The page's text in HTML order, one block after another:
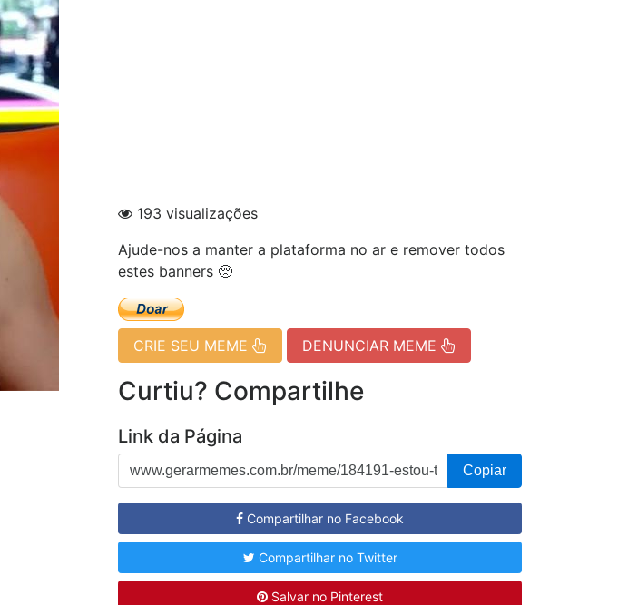
193 visualizações
Ajude-nos a manter a plataforma no ar e remover todos
estes banners 🥺
CRIE SEU MEME DENUNCIAR MEME
Curtiu? Compartilhe
Link da Página
Copiar
Compartilhar no Facebook
Compartilhar no Twitter
Salvar no Pinterest